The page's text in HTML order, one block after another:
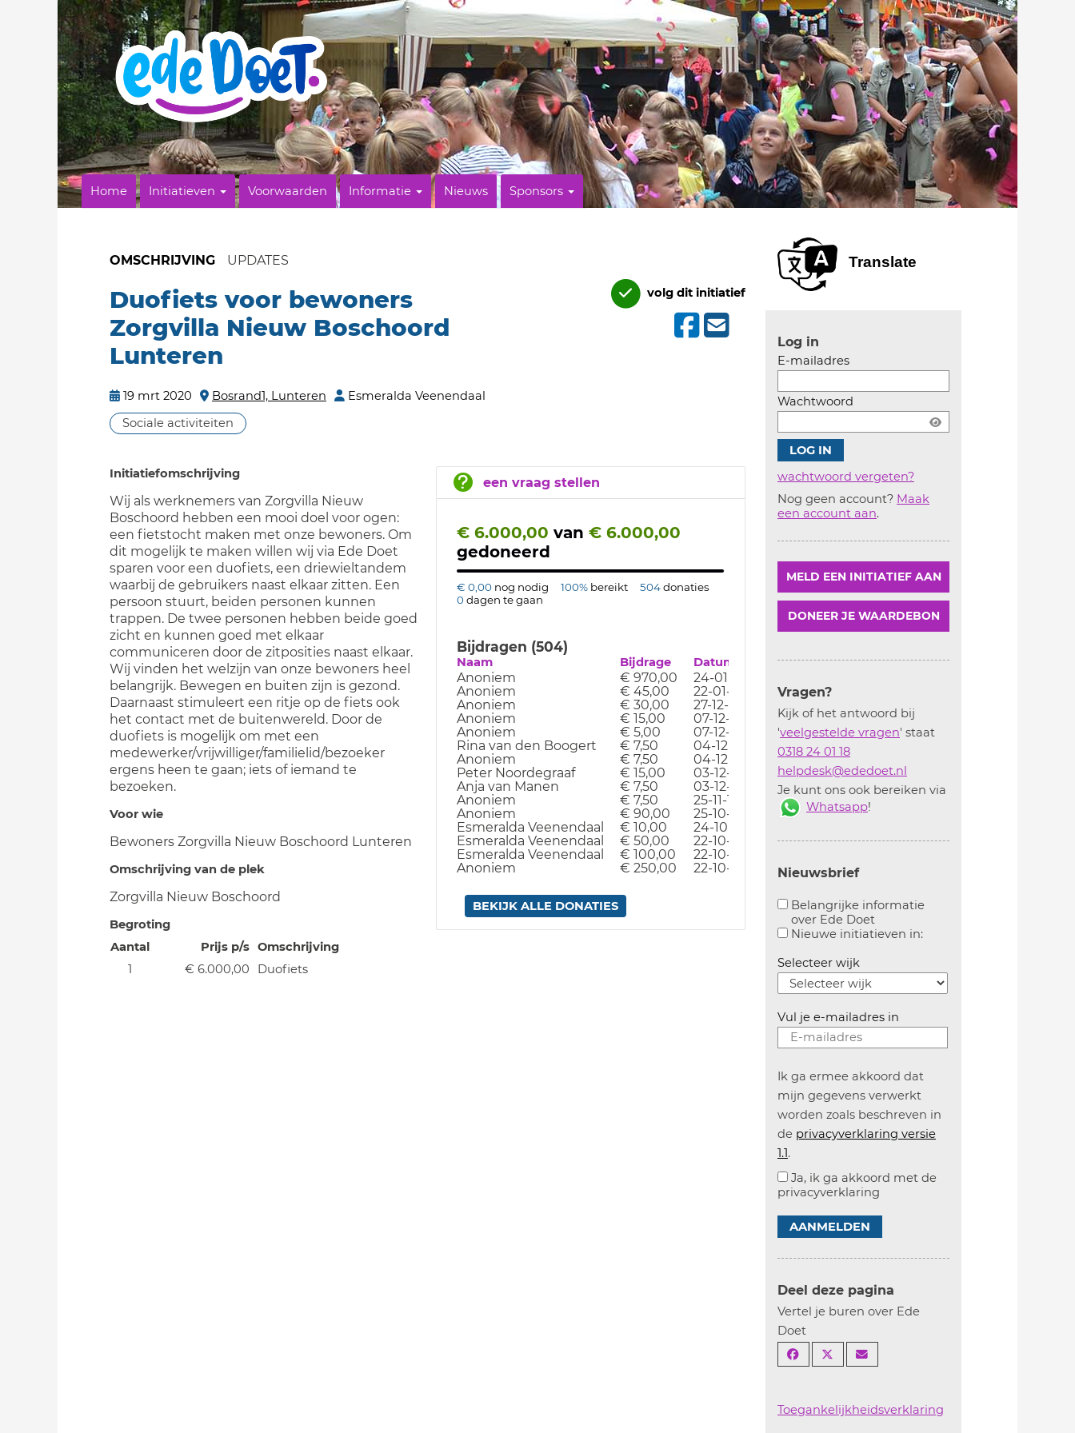
Home Initiatieven Voorwaarden Informatie Nieuws Sponsors
OMSCHRIJVING UPDATES
Duofiets voor bewoners
Zorgvilla Nieuw Boschoord
Lunteren
19 mrt 2020 Bosrand1, Lunteren
Esmeralda Veenendaal
Sociale activiteiten
volg dit initiatief
een vraag stellen
€ 6.000,00 van € 6.000,00
gedoneerd
€ 0,00 nog nodig 100% bereikt 504donaties
0dagen te gaan
Bijdragen (504)
Naam Bijdrage Datum
Anoniem € 970,00
24-01-20
Anoniem
€ 45,00
22-01-20
Anoniem
€ 30,00
27-12-19
Anoniem
€ 15,00
07-12-19
Anoniem
€ 5,00
07-12-19
Rina van den Boogert
€ 7,50
04-12-19
Anoniem
€ 7,50
04-12-19
Peter Noordegraaf
€ 15,00
03-12-19
Anja van Manen
€ 7,50
03-12-19
Anoniem
€ 7,50
25-11-19
Anoniem
€ 90,00
25-10-19
Esmeralda Veenendaal
€ 10,00
24-10-19
Esmeralda Veenendaal
€ 50,00
22-10-19
Esmeralda Veenendaal
€ 100,00
22-10-19
Anoniem
€ 250,00 22-10-19
BEKIJK ALLE DONATIES
Initiatiefomschrijving
Wij als werknemers van Zorgvilla Nieuw
Boschoord hebben een mooi doel voor ogen:
een fietstocht maken met onze bewoners. Om
dit mogelijk te maken willen wij via Ede Doet
sparen voor een duofiets, een driewieltandem
waarbij de gebruikers naast elkaar zitten. Een
persoon stuurt, beiden personen kunnen
trappen. De twee personen hebben beide goed
zicht en kunnen goed met elkaar
communiceren door de zitposities naast elkaar.
Wij vinden het welzijn van onze bewoners heel
belangrijk. Bewegen en buiten zijn is gezond.
Daarnaast stimuleert een ritje op de fiets ook
het contact met de buitenwereld. Door de
duofiets is mogelijk om met een
medewerker/vrijwilliger/familielid/bezoeker
ergens heen te gaan; iets of iemand te
bezoeken.
Voor wie
Bewoners Zorgvilla Nieuw Boschoord Lunteren
Omschrijving van de plek
Zorgvilla Nieuw Boschoord
Begroting
Aantal
Prijs p/s Omschrijving
1
€ 6.000,00 Duofiets
Translate
Log in
E-mailadres
Wachtwoord
wachtwoord vergeten?
Nog geen account? Maak
een account aan.
MELD EEN INITIATIEF AAN
DONEER JE WAARDEBON
Vragen?
Kijk of het antwoord bij
'veelgestelde vragen' staat
0318 24 01 18
helpdesk@ededoet.nl
Je kunt ons ook bereiken via
Whatsapp!
Nieuwsbrief
Belangrijke informatie
over Ede Doet
Aanvinken om belangrijke informatie over
Nieuwe initiatieven in:Aanvinken om
Selecteer wijk
Vul je e-mailadres in
Ik ga ermee akkoord dat
mijn gegevens verwerkt
worden zoals beschreven in
de privacyverklaring versie
1.1.
Ja, ik ga akkoord met de
privacyverklaring
AANMELDEN
Deel deze pagina
Vertel je buren over Ede
Doet
Toegankelijkheidsverklaring